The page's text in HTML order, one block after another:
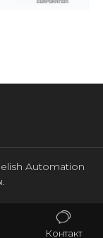
Automation
Контакт